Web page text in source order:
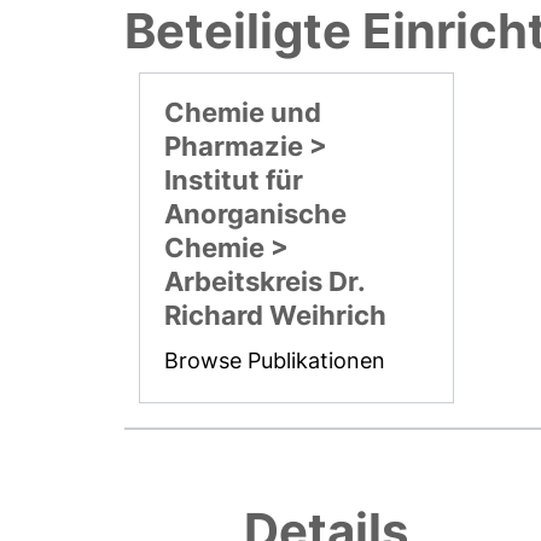
Beteiligte
Chemie und
Pharmazie >
Institut für
Anorganische
Chemie >
Arbeitskreis Dr.
Richard Weihrich
Browse Publikationen